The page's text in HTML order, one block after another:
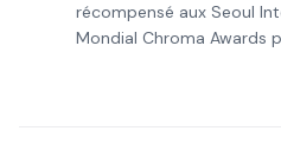
récompensé aux Seoul
Mondial Chroma Awards